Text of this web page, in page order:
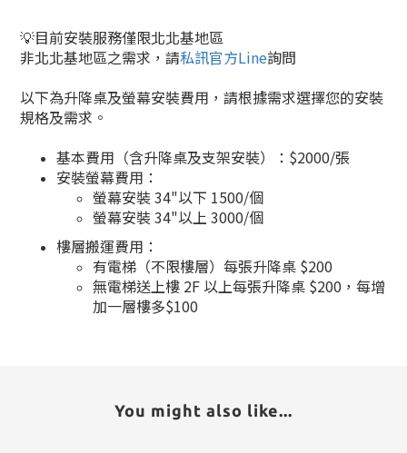
💡目前安裝服務僅限北北基地區
非北北基地區之需求，請私訊官方Line詢問
以下為升降桌及螢幕安裝費用， 請根據需求選擇您的安裝
規格及需求。
基本費用（含升降桌及支架安裝）：$2000/張
安裝螢幕費用：
螢幕安裝 34"以下 1500/個
螢幕安裝 34"以上 3000/個
樓層搬運費用：
有電梯（不限樓層）每張升降桌 $200
無電梯送上樓 2F 以上每張升降桌 $200，每增
加一層樓多$100
You might also like...